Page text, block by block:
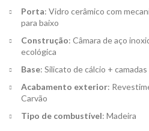
Porta: Vidro cerâmico com
para baixo
Construção: Câmara de aço
ecológica
Base: Silicato de cálcio +
Acabamento exterior:
Carvão
Tipo de combustível: Madeira